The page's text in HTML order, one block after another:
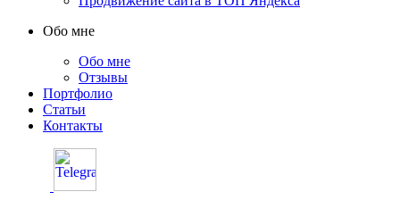
Обо мне
Обо мне
Отзывы
Портфолио
Статьи
Контакты